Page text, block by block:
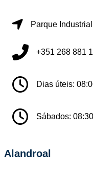
Parque
+351 268 881
Dias úteis:
Sábados:
Alandroal